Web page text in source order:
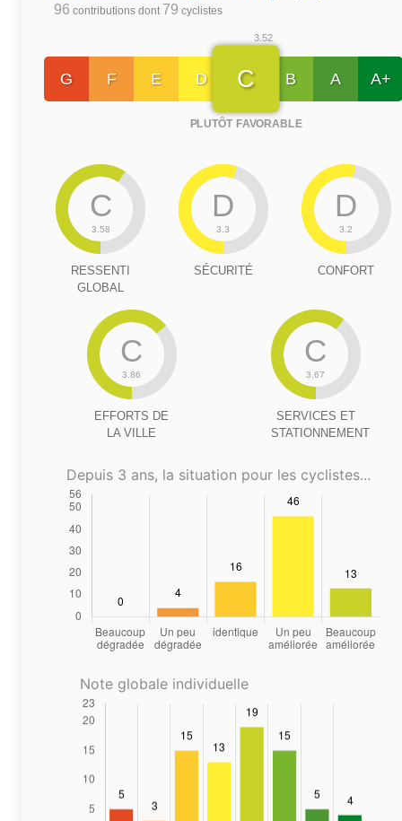
96 contributions dont 79 cyclistes
G F E D
3.52
C
PLUTÔT FAVORABLE
B A A+
C
3.58
RESSENTI
GLOBAL
D
3.3
SÉCURITÉ
D
3.2
CONFORT
C
3.86
EFFORTS DE
LA VILLE
C
3.67
SERVICES ET
STATIONNEMENT
Depuis 3 ans, la situation pour les cyclistes...
Note globale individuelle